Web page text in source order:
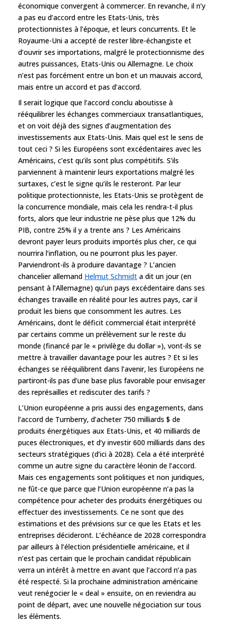
économique convergent à commercer. En revanche, il n’y
a pas eu d’accord entre les Etats-Unis, très
protectionnistes à l’époque, et leurs concurrents. Et le
Royaume-Uni a accepté de rester libre-échangiste et
d’ouvrir ses importations, malgré le protectionnisme des
autres puissances, Etats-Unis ou Allemagne. Le choix
n’est pas forcément entre un bon et un mauvais accord,
mais entre un accord et pas d’accord.
Il serait logique que l’accord conclu aboutisse à
rééquilibrer les échanges commerciaux transatlantiques,
et on voit déjà des signes d’augmentation des
investissements aux Etats-Unis. Mais quel est le sens de
tout ceci ? Si les Européens sont excédentaires avec les
Américains, c’est qu’ils sont plus compétitifs. S’ils
parviennent à maintenir leurs exportations malgré les
surtaxes, c’est le signe qu’ils le resteront. Par leur
politique protectionniste, les Etats-Unis se protègent de
la concurrence mondiale, mais cela les rendra-t-il plus
forts, alors que leur industrie ne pèse plus que 12% du
PIB, contre 25% il y a trente ans ? Les Américains
devront payer leurs produits importés plus cher, ce qui
nourrira l’inflation, ou ne pourront plus les payer.
Parviendront-ils à produire davantage ? L’ancien
chancelier allemand Helmut Schmidt a dit un jour (en
pensant à l’Allemagne) qu’un pays excédentaire dans ses
échanges travaille en réalité pour les autres pays, car il
produit les biens que consomment les autres. Les
Américains, dont le déficit commercial était interprété
par certains comme un prélèvement sur le reste du
monde (financé par le « privilège du dollar »), vont-ils se
mettre à travailler davantage pour les autres ? Et si les
échanges se rééquilibrent dans l’avenir, les Européens ne
partiront-ils pas d’une base plus favorable pour envisager
des représailles et rediscuter des tarifs ?
L’Union européenne a pris aussi des engagements, dans
l’accord de Turnberry, d’acheter 750 milliards $ de
produits énergétiques aux Etats-Unis, et 40 milliards de
puces électroniques, et d’y investir 600 milliards dans des
secteurs stratégiques (d’ici à 2028). Cela a été interprété
comme un autre signe du caractère léonin de l’accord.
Mais ces engagements sont politiques et non juridiques,
ne fût-ce que parce que l’Union européenne n’a pas la
compétence pour acheter des produits énergétiques ou
effectuer des investissements. Ce ne sont que des
estimations et des prévisions sur ce que les Etats et les
entreprises décideront. L’échéance de 2028 correspondra
par ailleurs à l’élection présidentielle américaine, et il
n’est pas certain que le prochain candidat républicain
verra un intérêt à mettre en avant que l’accord n’a pas
été respecté. Si la prochaine administration américaine
veut renégocier le « deal » ensuite, on en reviendra au
point de départ, avec une nouvelle négociation sur tous
les éléments.